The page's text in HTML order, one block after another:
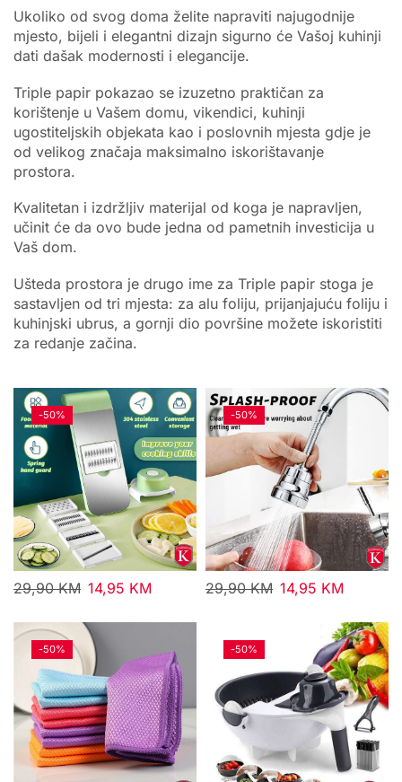
Ukoliko od svog doma želite napraviti najugodnije
mjesto, bijeli i elegantni dizajn sigurno će Vašoj kuhinji
dati dašak modernosti i elegancije.
Triple papir pokazao se izuzetno praktičan za
korištenje u Vašem domu, vikendici, kuhinji
ugostiteljskih objekata kao i poslovnih mjesta gdje je
od velikog značaja maksimalno iskorištavanje
prostora.
Kvalitetan i izdržljiv materijal od koga je napravljen,
učinit će da ovo bude jedna od pametnih investicija u
Vaš dom.
Ušteda prostora je drugo ime za Triple papir stoga je
sastavljen od tri mjesta: za alu foliju, prijanjajuću foliju i
kuhinjski ubrus, a gornji dio površine možete iskoristiti
za redanje začina.
-50%
29,90KM 14,95 KM
-50%
29,90KM 14,95 KM
-50% -50%